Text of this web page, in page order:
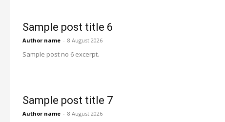
Sample post title 6
Author name - 8 August 2026
Sample post no 6 excerpt.
Sample post title 7
Author name - 8 August 2026